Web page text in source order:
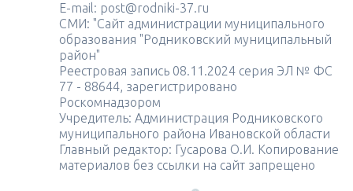
E-mail: post@rodniki-37.ru
СМИ: "Сайт администрации муниципального
образования "Родниковский муниципальный
район"
Реестровая запись 08.11.2024 серия ЭЛ № ФС
77 - 88644, зарегистрировано
Роскомнадзором
Учредитель: Администрация Родниковского
муниципального района Ивановской области
Главный редактор: Гусарова О.И. Копирование
материалов без ссылки на сайт запрещено